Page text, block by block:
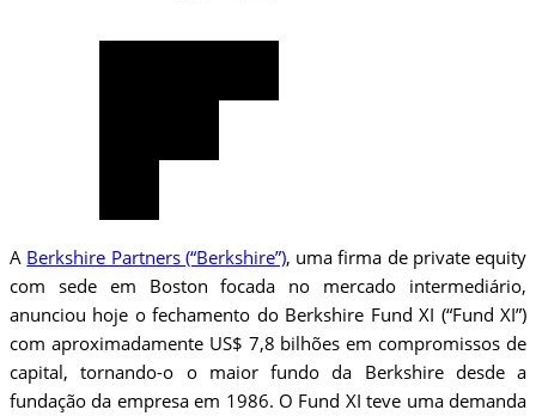
A Berkshire Partners (“Berkshire”), uma firma de private equity
com sede em Boston focada no mercado intermediário,
anunciou hoje o fechamento do Berkshire Fund XI (“Fund XI”)
com aproximadamente US$ 7,8 bilhões em compromissos de
capital, tornando-o o maior fundo da Berkshire desde a
fundação da empresa em 1986. O Fund XI teve uma demanda